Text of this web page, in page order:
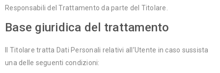
Responsabili del Trattamento da parte del Titolare.
Base giuridica del trattamento
Il Titolare tratta Dati Personali relativi all’Utente in caso sussista
una delle seguenti condizioni: